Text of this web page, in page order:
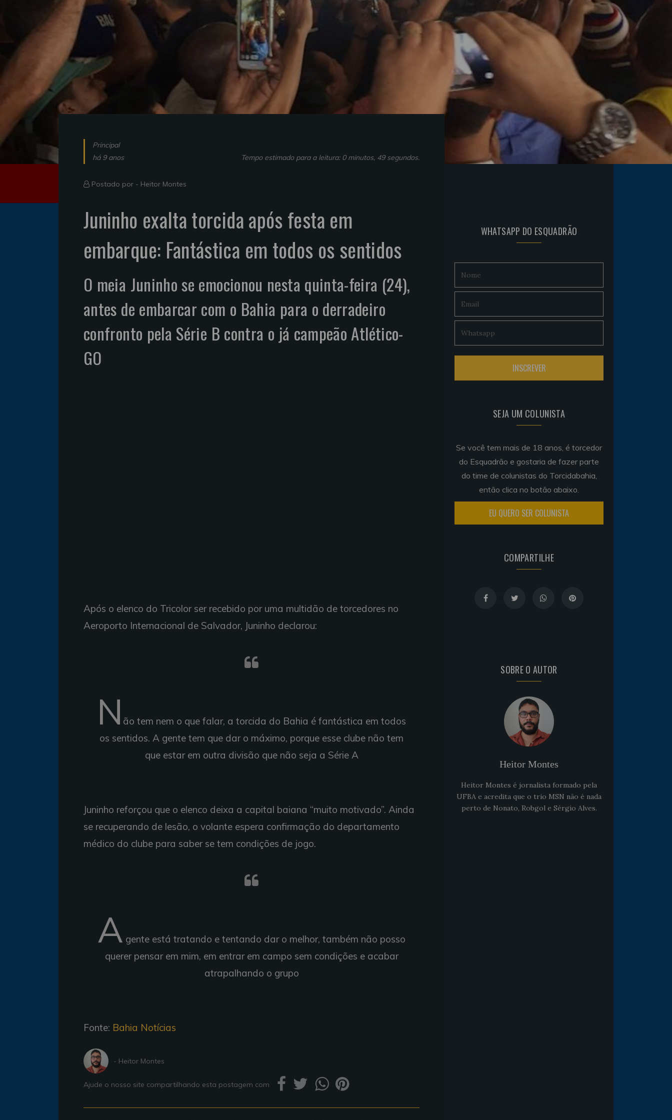
Principal
há 9 anos
Tempo estimado para a leitura: 0 minutos, 49 segundos.
Postado por - Heitor Montes
Juninho exalta torcida após festa em
embarque: Fantástica em todos os sentidos
O meia Juninho se emocionou nesta quinta-feira (24),
antes de embarcar com o Bahia para o derradeiro
confronto pela Série B contra o já campeão Atlético-
GO
Após o elenco do Tricolor ser recebido por uma multidão de torcedores no
Aeroporto Internacional de Salvador, Juninho declarou:
N ão tem nem o que falar, a torcida do Bahia é fantástica em todos
os sentidos. A gente tem que dar o máximo, porque esse clube não tem
que estar em outra divisão que não seja a Série A
Juninho reforçou que o elenco deixa a capital baiana “muito motivado”. Ainda
se recuperando de lesão, o volante espera confirmação do departamento
médico do clube para saber se tem condições de jogo.
A gente está tratando e tentando dar o melhor, também não posso
querer pensar em mim, em entrar em campo sem condições e acabar
atrapalhando o grupo
Fonte: Bahia Notícias
- Heitor Montes
Ajude o nosso site compartilhando esta postagem com
WHATSAPP DO ESQUADRÃO
SEJA UM COLUNISTA
Se você tem mais de 18 anos, é torcedor
do Esquadrão e gostaria de fazer parte
do time de colunistas do Torcidabahia,
então clica no botão abaixo.
EU QUERO SER COLUNISTA
COMPARTILHE
SOBRE O AUTOR
Heitor Montes
Heitor Montes é jornalista formado pela
UFBA e acredita que o trio MSN não é nada
perto de Nonato, Robgol e Sérgio Alves.